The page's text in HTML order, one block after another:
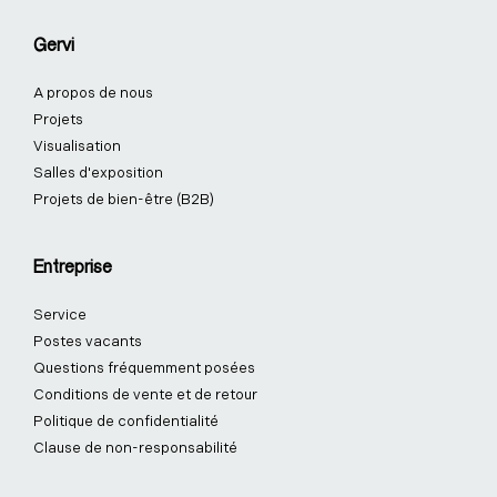
Gervi
A propos de nous
Projets
Visualisation
Salles d'exposition
Projets de bien-être (B2B)
Entreprise
Service
Postes vacants
Questions fréquemment posées
Conditions de vente et de retour
Politique de confidentialité
Clause de non-responsabilité